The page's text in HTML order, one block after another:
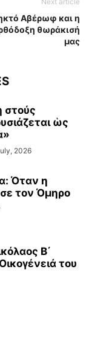
Αβέρωφ και η
θωράκισή
μας
στούς
ὡς
2026
Όταν η
τον Όμηρο
Β΄
του